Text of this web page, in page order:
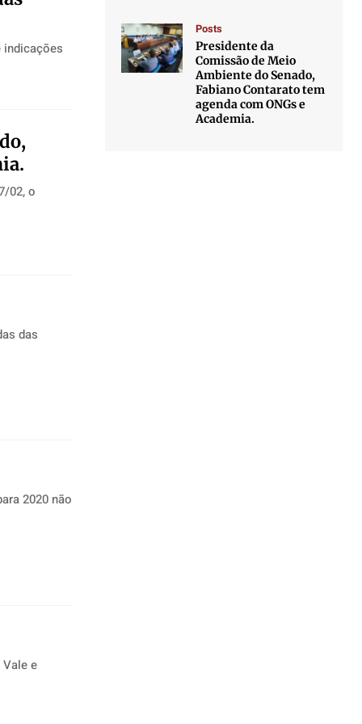
das
2020 não
e
Posts
Presidente da
Comissão de Meio
Ambiente do Senado,
Fabiano Contarato tem
agenda com ONGs e
Academia.